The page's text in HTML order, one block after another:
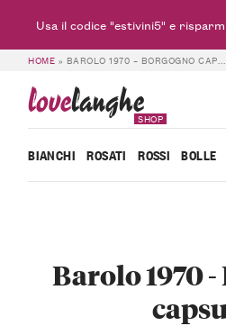
HOME » BAROLO 1970 – BORGOGNO CAPSULA
lovelanghe
SHOP
BIANCHI ROSATI ROSSI BOLLE
Barolo 1970
Usa il codice "estivini5" e